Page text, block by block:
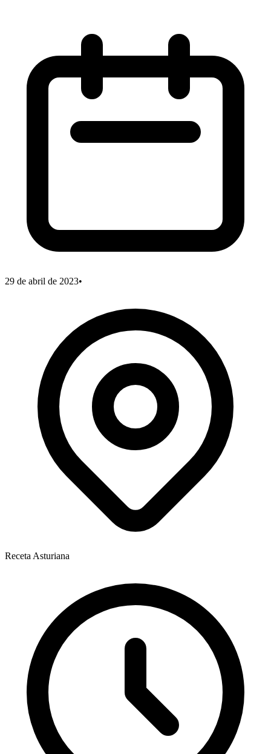
29 de abril de 2023•
Receta Asturiana